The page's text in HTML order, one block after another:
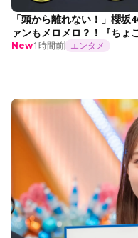
「頭から離れない！」櫻
ァンもメロメロ？！『ちょ
New1時間前 エンタメ